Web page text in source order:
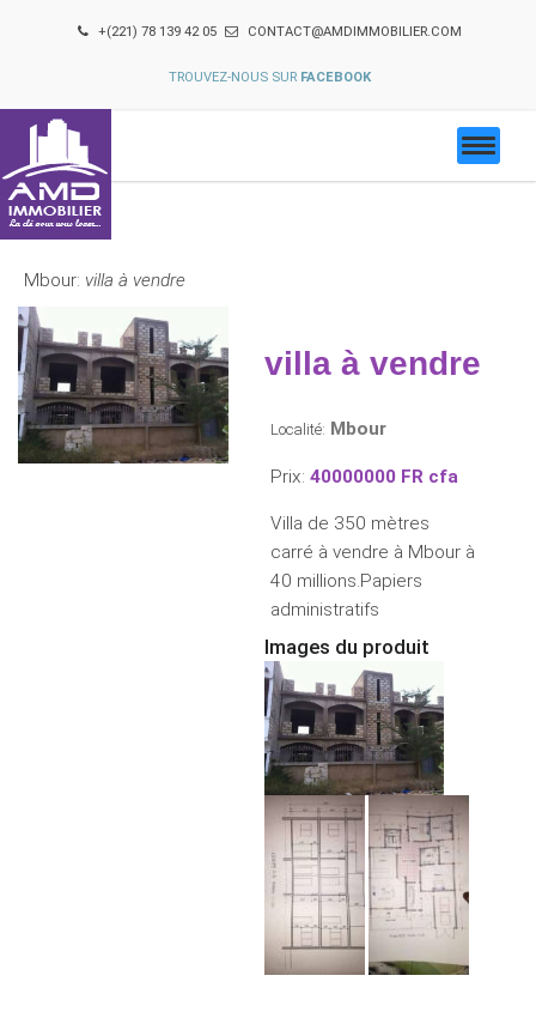
+(221) 78 139 42 05 CONTACT@AMDIMMOBILIER.COM
TROUVEZ-NOUS SUR FACEBOOK
Mbour: villa à vendre
villa à vendre
Localité: Mbour
Prix: 40000000 FR cfa
Villa de 350 mètres
carré à vendre à Mbour à
40 millions.Papiers
administratifs
Images du produit